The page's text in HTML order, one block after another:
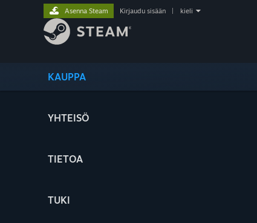
KAUPPA
YHTEISÖ
TIETOA
TUKI
Asenna Steam Kirjaudu sisään kieli